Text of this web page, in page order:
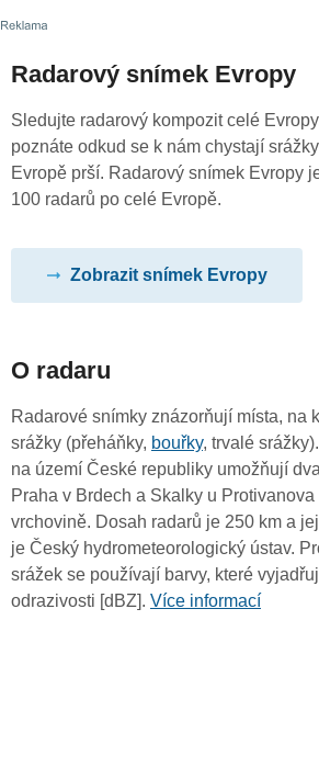
Radarový snímek Evropy
Sledujte radarový kompozit celé
poznáte odkud se k nám chystají
Evropě prší. Radarový snímek Evropy
100 radarů po celé Evropě.
Zobrazit snímek Evropy
O radaru
Radarové snímky znázorňují místa, na
srážky (přeháňky, bouřky, trvalé
na území České republiky umožňují
Praha v Brdech a Skalky u
vrchovině. Dosah radarů je 250 km a
je Český hydrometeorologický ústav.
srážek se používají barvy, které
odrazivosti [dBZ]. Více informací